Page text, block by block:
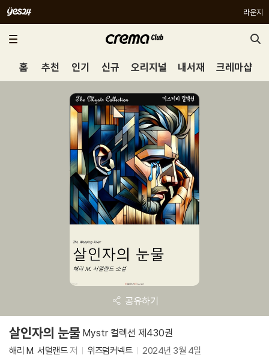
라운지
홈 추천 인기 신규 오리지널 내서재 크레마샵
공유하기
살인자의 눈물 Mystr 컬렉션 제430권
해리 M. 서덜랜드저 위즈덤커넥트 2024년 3월 4일